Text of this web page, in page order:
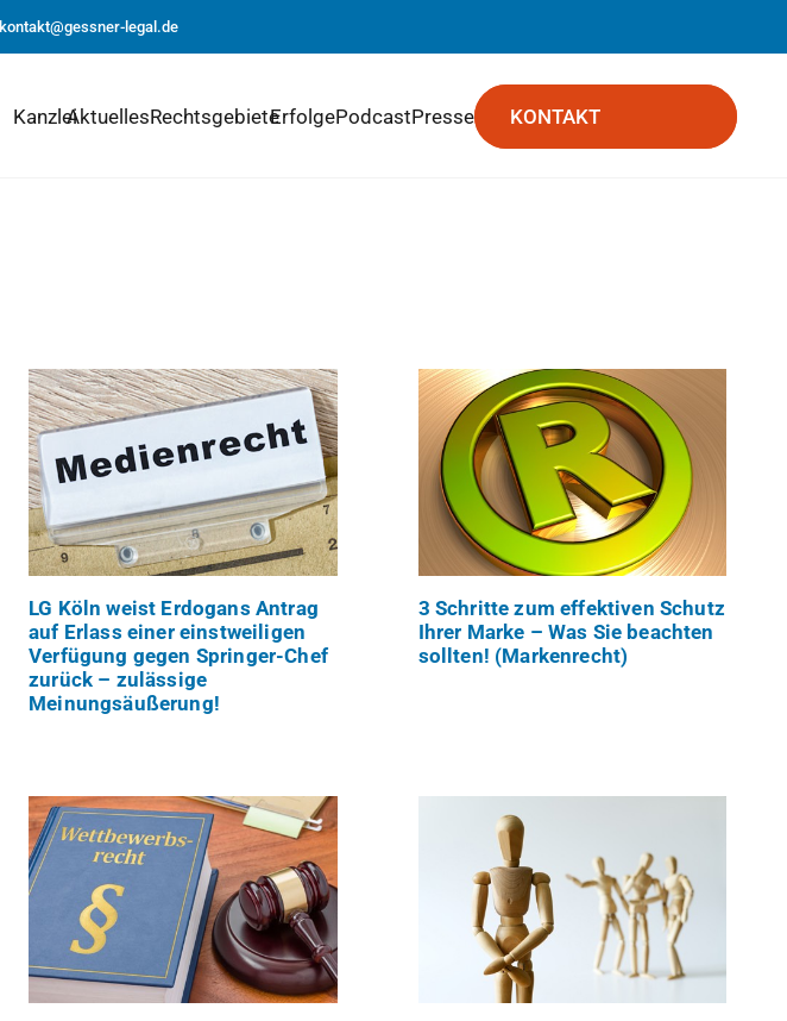
kontakt@gessner-legal.de
KanzleiAktuellesRechtsgebieteErfolgePodcastPresse KONTAKT
LG Köln weist Erdogans Antrag
auf Erlass einer einstweiligen
Verfügung gegen Springer-Chef
zurück – zulässige
Meinungsäußerung!
3 Schritte zum effektiven Schutz
Ihrer Marke – Was Sie beachten
sollten! (Markenrecht)